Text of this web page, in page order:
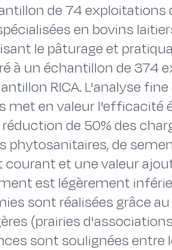
de 74 exploitations
en bovins
le pâturage et
à un échantillon de 374
RICA. L'analyse
met en valeur l'efficacité
réduction de 50% des
phytosanitaires, de
courant et une valeur
est légèrement
sont réalisées grâce
(prairies
sont soulignées entre